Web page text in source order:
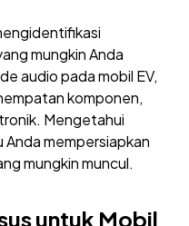
mungkin Anda
audio pada mobil EV,
komponen,
Mengetahui
mempersiapkan
mungkin muncul.
untuk Mobil